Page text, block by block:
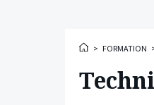
> FORMATION